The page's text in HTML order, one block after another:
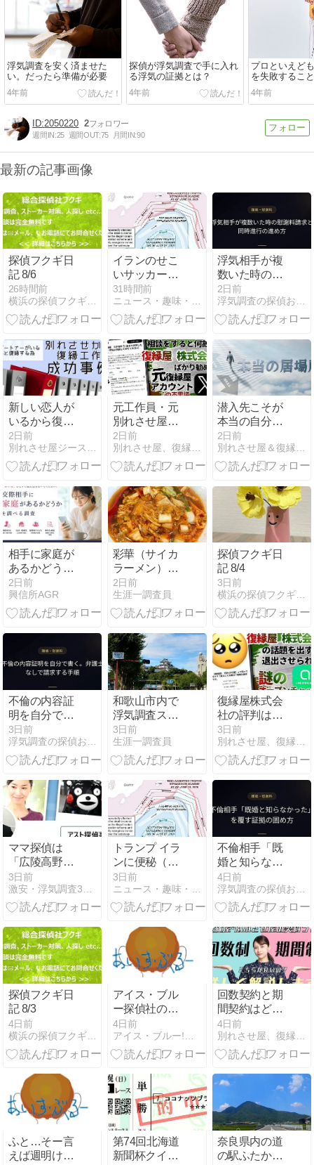
浮気調査を安く済ませた
い。だったら準備が必要
4年前
探偵が浮気調査で手に入れ
る浮気の証拠とは？
4年前
プロといえど
を失敗するこ
4年前
2050220 2
週間IN:25 週間OUT:75 月間IN:90
最新の記事画像
探偵フクギ日
記 8/6
26時間前
横浜の探偵フクギ日記
イランのせこ
いサッカー風
外交とトラン
プのビジネス
外交
31時間前
ニュース・趣味・ギャンブル VS GCI
浮気相手が複
数いた時の慰
謝料請求と同
時進行の進め
方
2日前
浮気調査の探偵おすすめ19社を比較【2026年最新】
新しい恋人が
いるから復縁
できないとは
限らない。本
当に確認すべ
「新しい恋愛
が始まった理
由」でした。
2日前
別れさせ屋ジースタイルの新人教育ブログ
元工作員・元
別れさせ屋を
名乗る人が復
縁屋株式会社
を紹介する理
確認したい判
断基準
2日前
別れさせ屋、復縁屋ジースタイル怒り心頭ブログ
潜入先こそが
本当の自分の
居場所かもし
れない。
2日前
別れさせ屋＆復縁屋ジースタイルのスタッフブログ
相手に家庭が
あるかどうか
を調べる
2日前
興信所AGR
彩華（サイカ
ラーメン）で
スタミナアッ
プを目論む探
偵
2日前
生涯一調査員
探偵フクギ日
記 8/4
3日前
横浜の探偵フクギ日記
不倫の内容証
明を自分で書
く。弁護士な
しで請求する
手順
3日前
浮気調査の探偵おすすめ19社を比較【2026年最新】
和歌山市内で
浮気調査スペ
シャルプラン
を実施する探
偵・興信所
3日前
生涯一調査員
復縁屋株式会
社の評判はオ
ープンチャッ
トだけで判断
できる？契約
3日前
別れさせ屋、復縁屋ジースタイル怒り心頭ブログ
ママ探偵は
「広陵高野球
部でいじめ重
大事態発生」
検証します
ト探偵事務所
3日前
トランプ イラ
ンに便秘（打
つ手なし）
か？
3日前
不倫相手「既
婚と知らなか
った」を覆す
証拠の固め方
4日前
探偵フクギ日
記 8/3
4日前
横浜の探偵フクギ日記
アイス・ブル
ー探偵社の固
定電話の着信
設定を変えた
方が良いかね
4日前
回数契約と期
間契約はどち
らが良い？契
約形態より確
認したいこと
4日前
ふと…そー言
えば週明けに
第74回北海道
新聞杯クイー
奈良県内の道
の駅ふたかみ